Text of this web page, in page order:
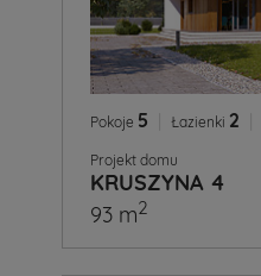
Pokoje 5 Łazienki 2
Projekt domu
KRUSZYNA 4
93 m2